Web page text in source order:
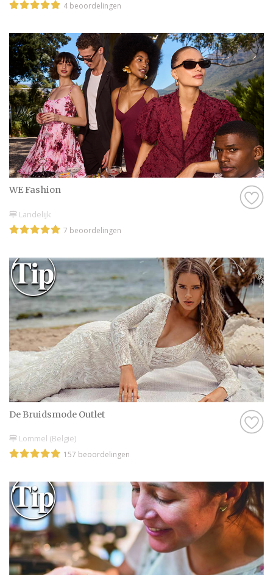
4 beoordelingen
WE Fashion
Landelijk
7 beoordelingen
De Bruidsmode Outlet
Lommel (België)
157 beoordelingen